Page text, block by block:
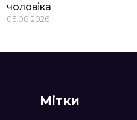
чоловіка
05.08.2026
Мітки